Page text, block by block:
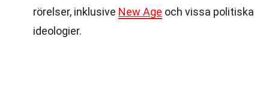
rörelser, inklusive New Age och vissa politiska
ideologier.